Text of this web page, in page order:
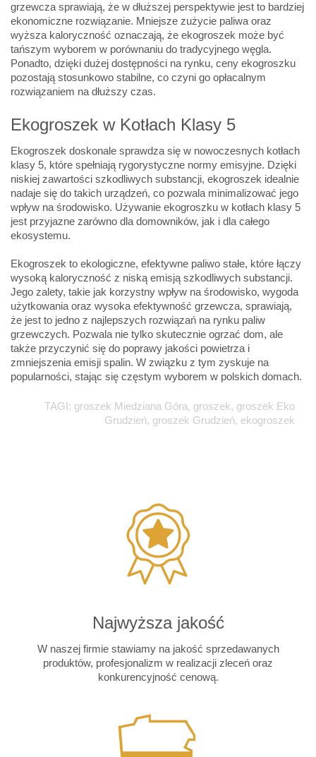
grzewcza sprawiają, że w dłuższej perspektywie jest to bardziej
ekonomiczne rozwiązanie. Mniejsze zużycie paliwa oraz
wyższa kaloryczność oznaczają, że ekogroszek może być
tańszym wyborem w porównaniu do tradycyjnego węgla.
Ponadto, dzięki dużej dostępności na rynku, ceny ekogroszku
pozostają stosunkowo stabilne, co czyni go opłacalnym
rozwiązaniem na dłuższy czas.
Ekogroszek w Kotłach Klasy 5
Ekogroszek doskonale sprawdza się w nowoczesnych kotłach
klasy 5, które spełniają rygorystyczne normy emisyjne. Dzięki
niskiej zawartości szkodliwych substancji, ekogroszek idealnie
nadaje się do takich urządzeń, co pozwala minimalizować jego
wpływ na środowisko. Używanie ekogroszku w kotłach klasy 5
jest przyjazne zarówno dla domowników, jak i dla całego
ekosystemu.
Ekogroszek to ekologiczne, efektywne paliwo stałe, które łączy
wysoką kaloryczność z niską emisją szkodliwych substancji.
Jego zalety, takie jak korzystny wpływ na środowisko, wygoda
użytkowania oraz wysoka efektywność grzewcza, sprawiają,
że jest to jedno z najlepszych rozwiązań na rynku paliw
grzewczych. Pozwala nie tylko skutecznie ogrzać dom, ale
także przyczynić się do poprawy jakości powietrza i
zmniejszenia emisji spalin. W związku z tym zyskuje na
popularności, stając się częstym wyborem w polskich domach.
TAGI: groszek Miedziana Góra, groszek, groszek Eko
Grudzień, groszek Grudzień, ekogroszek
Najwyższa jakość
W naszej firmie stawiamy na jakość sprzedawanych
produktów, profesjonalizm w realizacji zleceń oraz
konkurencyjność cenową.